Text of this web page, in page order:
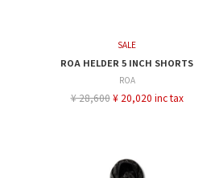
SALE
ROA HELDER 5 INCH SHORTS
ROA
¥ 28,600 ¥ 20,020 inc tax